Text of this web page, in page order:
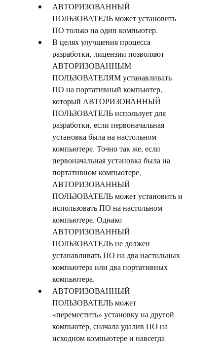
АВТОРИЗОВАННЫЙ
ПОЛЬЗОВАТЕЛЬ может установить
ПО только на один компьютер.
В целях улучшения процесса
разработки, лицензии позволяют
АВТОРИЗОВАННЫМ
ПОЛЬЗОВАТЕЛЯМ устанавливать
ПО на портативный компьютер,
который АВТОРИЗОВАННЫЙ
ПОЛЬЗОВАТЕЛЬ использует для
разработки, если первоначальная
установка была на настольном
компьютере. Точно так же, если
первоначальная установка была на
портативном компьютере,
АВТОРИЗОВАННЫЙ
ПОЛЬЗОВАТЕЛЬ может установить и
использовать ПО на настольном
компьютере. Однако
АВТОРИЗОВАННЫЙ
ПОЛЬЗОВАТЕЛЬ не должен
устанавливать ПО на два настольных
компьютера или два портативных
компьютера.
АВТОРИЗОВАННЫЙ
ПОЛЬЗОВАТЕЛЬ может
«переместить» установку на другой
компьютер, сначала удалив ПО на
исходном компьютере и навсегда